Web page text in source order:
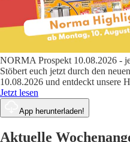
NORMA Prospekt 10.08.2026 -
Stöbert euch jetzt durch den
10.08.2026 und entdeckt unsere
Jetzt lesen
App herunterladen!
Aktuelle